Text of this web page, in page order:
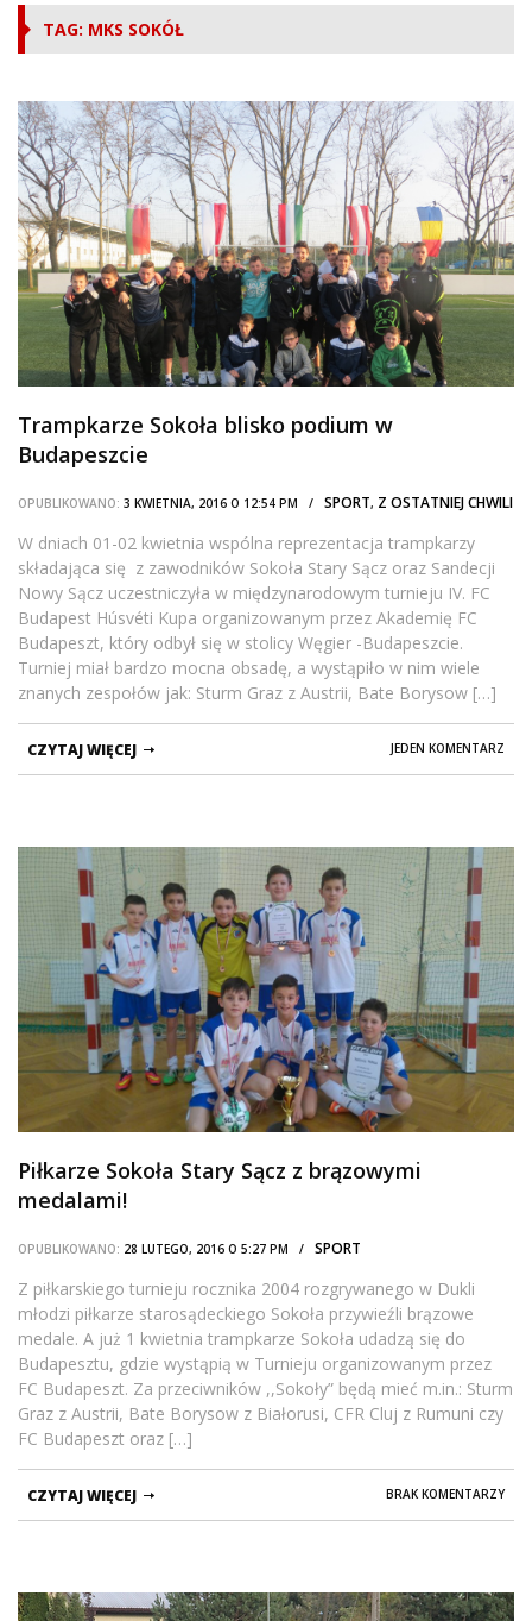
TAG: MKS SOKÓŁ
Trampkarze Sokoła blisko podium w
Budapeszcie
OPUBLIKOWANO: 3 KWIETNIA, 2016 O 12:54 PM / SPORT, Z OSTATNIEJ CHWILI
W dniach 01-02 kwietnia wspólna reprezentacja trampkarzy
składająca się z zawodników Sokoła Stary Sącz oraz Sandecji
Nowy Sącz uczestniczyła w międzynarodowym turnieju IV. FC
Budapest Húsvéti Kupa organizowanym przez Akademię FC
Budapeszt, który odbył się w stolicy Węgier -Budapeszcie.
Turniej miał bardzo mocna obsadę, a wystąpiło w nim wiele
znanych zespołów jak: Sturm Graz z Austrii, Bate Borysow […]
JEDEN KOMENTARZ
CZYTAJ WIĘCEJ
Piłkarze Sokoła Stary Sącz z brązowymi
medalami!
OPUBLIKOWANO: 28 LUTEGO, 2016 O 5:27 PM / SPORT
Z piłkarskiego turnieju rocznika 2004 rozgrywanego w Dukli
młodzi piłkarze starosądeckiego Sokoła przywieźli brązowe
medale. A już 1 kwietnia trampkarze Sokoła udadzą się do
Budapesztu, gdzie wystąpią w Turnieju organizowanym przez
FC Budapeszt. Za przeciwników ,,Sokoły” będą mieć m.in.: Sturm
Graz z Austrii, Bate Borysow z Białorusi, CFR Cluj z Rumuni czy
FC Budapeszt oraz […]
BRAK KOMENTARZY
CZYTAJ WIĘCEJ